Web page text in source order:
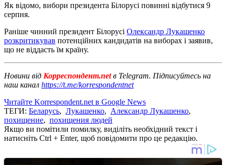
Як відомо, вибори президента Білорусі повинні відбутися 9
серпня.
Раніше чинний президент Білорусі Олександр Лукашенко
розкритикував потенційних кандидатів на виборах і заявив,
що не віддасть їм країну.
Новини від Корреспондент.netв Telegram. Підписуйтесь на
наш канал https://t.me/korrespondentnet
Читайте Korrespondent.net в Google News
ТЕГИ: Беларусь, Лукашенко, Александр Лукашенко,
похищение, похищения людей
Якщо ви помітили помилку, виділіть необхідний текст і
натисніть Ctrl + Enter, щоб повідомити про це редакцію.